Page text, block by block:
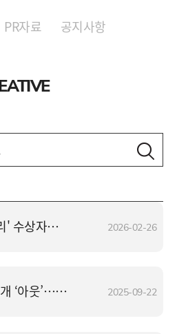
PR자료 공지사항
'2026 K-SW 그랑프리' 수상자에 김숙희 솔리데오 대표 2026-02-26
행정 제출 서류 3172개 ‘아웃’… 국민편의·환경 ‘업’ 비용 ‘다운’ 2025-09-22